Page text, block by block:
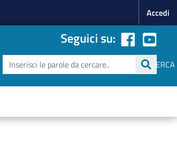
Accedi
Seguici su:
Cerca
CERCA